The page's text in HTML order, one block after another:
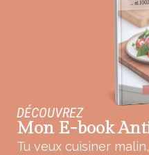
DÉCOUVREZ
Mon E-book
Tu veux cuisiner